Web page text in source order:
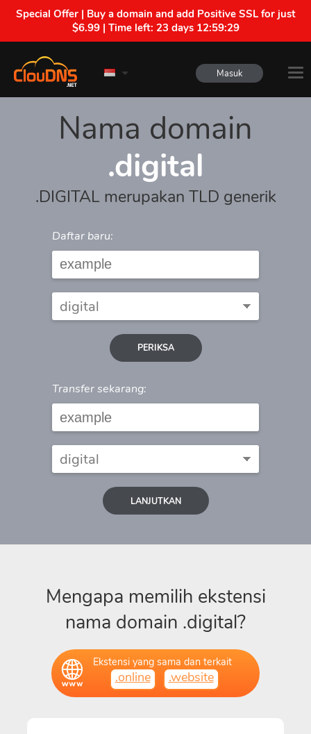
Special Offer | Buy a domain and add Positive SSL for just
$6.99 | Time left: 23 days 12:59:29
Masuk
Nama domain
.digital
.DIGITAL merupakan TLD generik
Daftar baru:
PERIKSA
Transfer sekarang:
LANJUTKAN
Mengapa memilih ekstensi
nama domain .digital?
Ekstensi yang sama dan terkait
.online .website